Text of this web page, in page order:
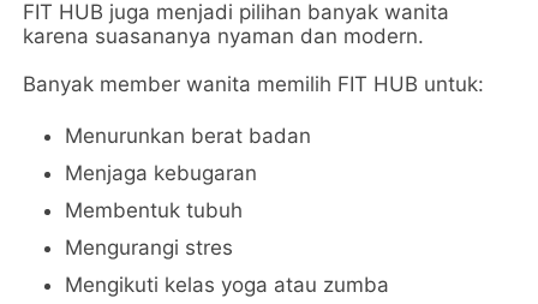
FIT HUB juga menjadi pilihan banyak wanita
karena suasananya nyaman dan modern.
Banyak member wanita memilih FIT HUB untuk:
Menurunkan berat badan
Menjaga kebugaran
Membentuk tubuh
Mengurangi stres
Mengikuti kelas yoga atau zumba